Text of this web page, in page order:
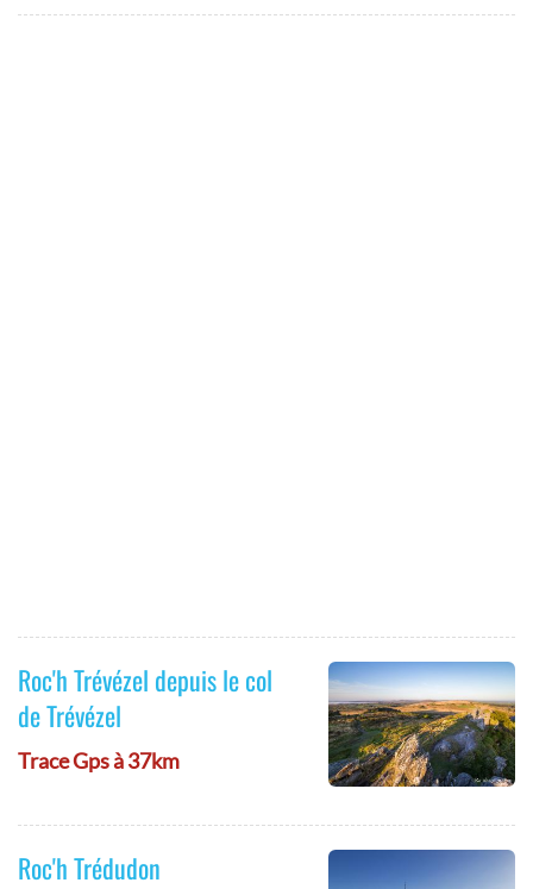
Roc'h Trévézel depuis le col
de Trévézel
Trace Gps à 37km
Roc'h Trédudon